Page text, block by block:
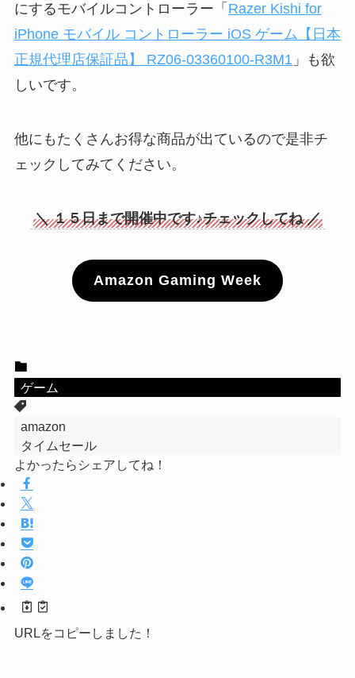
にするモバイルコントローラー「 Razer Kishi for
iPhone モバイル コントローラー iOS ゲーム【日本
正規代理店保証品】 RZ06-03360100-R3M1」も欲
しいです。
他にもたくさんお得な商品が出ているので是非チ
ェックしてみてください。
＼ １５日まで開催中です♪チェックしてね ／
Amazon Gaming Week
ゲーム
amazon
タイムセール
よかったらシェアしてね！
URLをコピーしました！